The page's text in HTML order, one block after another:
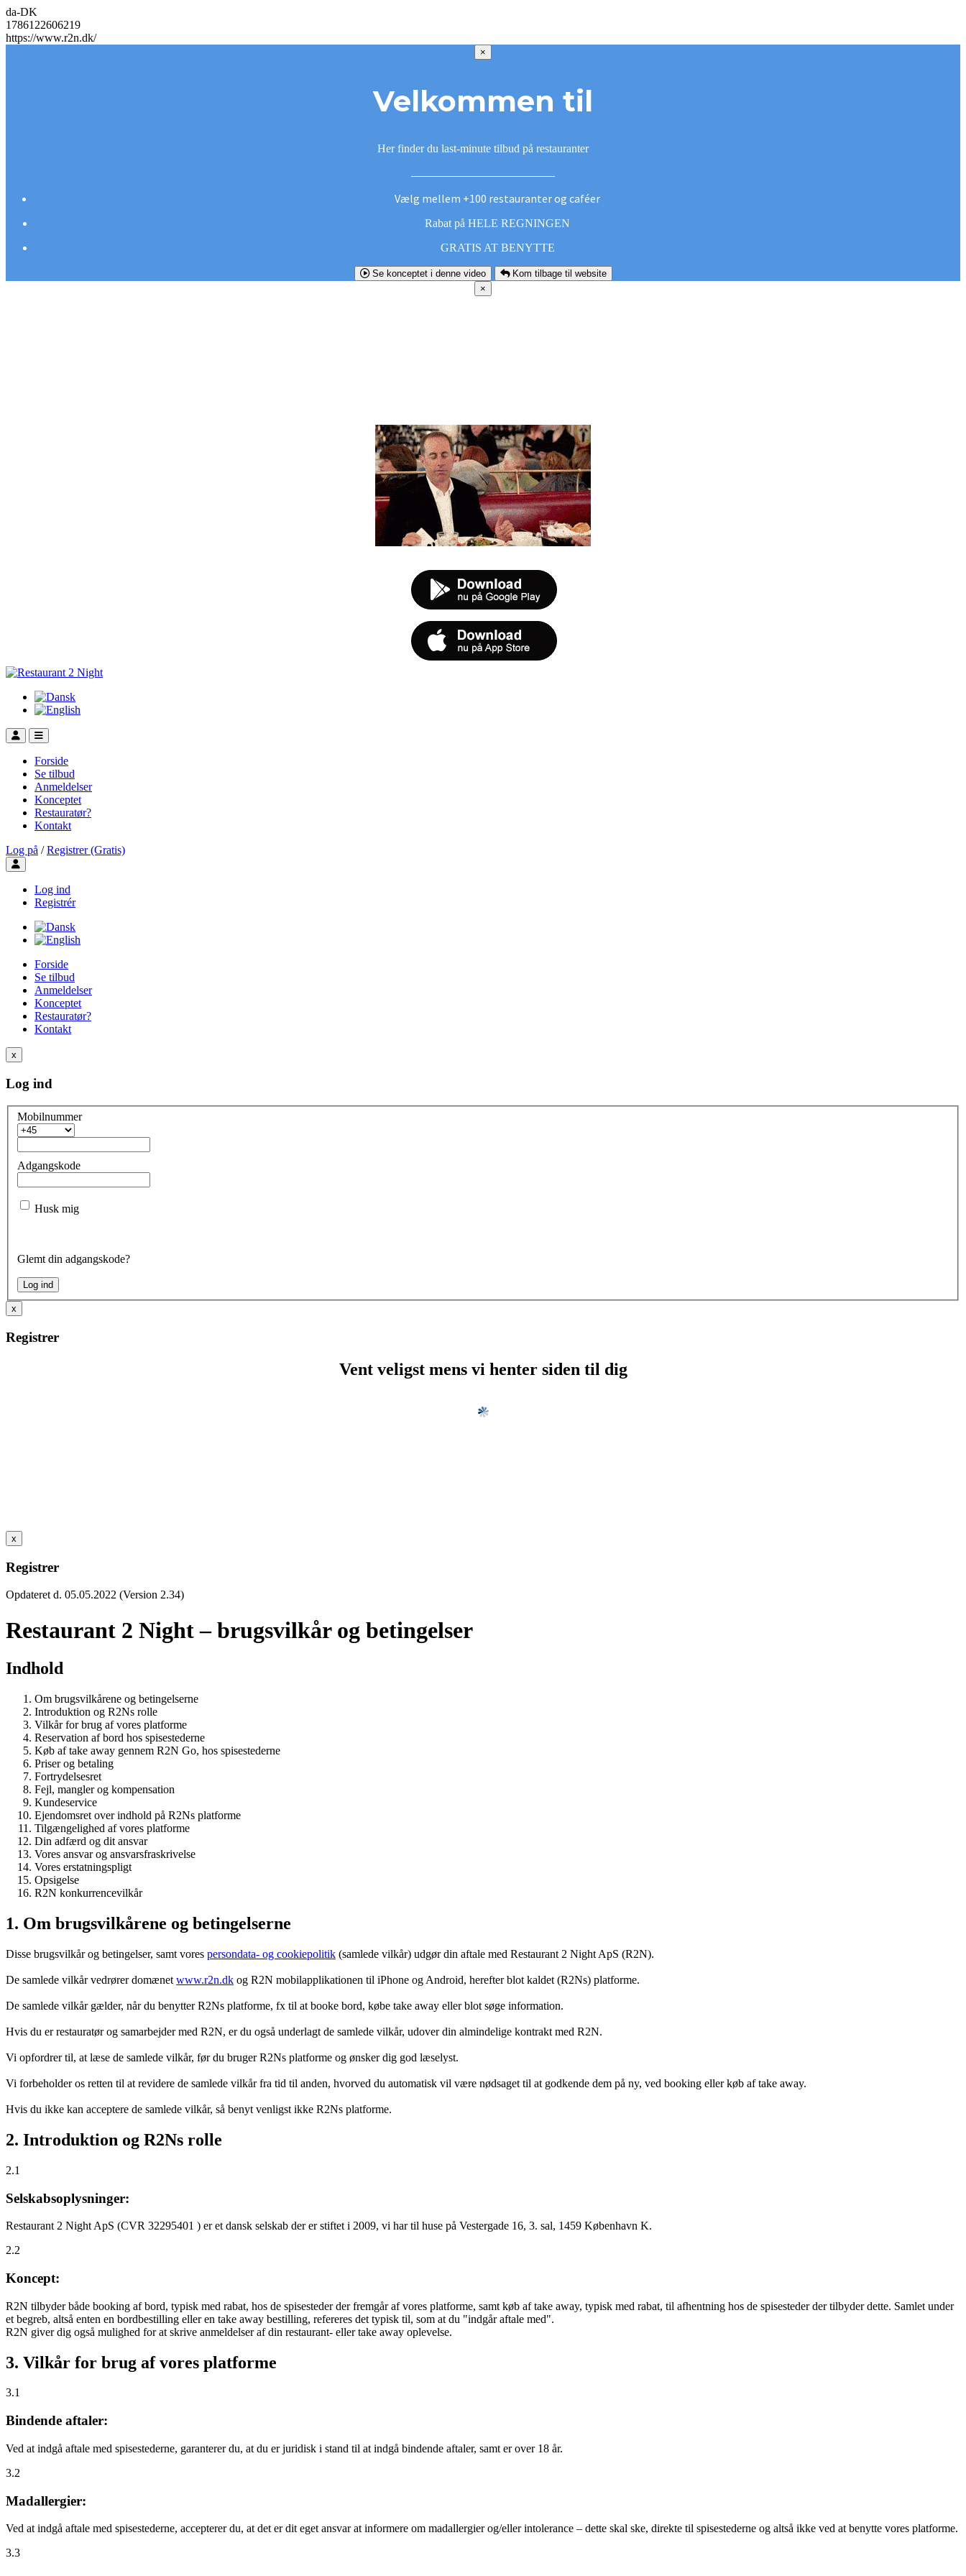
da-DK
1786122606219
https://www.r2n.dk/
×
Velkommen til
Her finder du last-minute tilbud på restauranter
Vælg mellem +100 restauranter og caféer
Rabat på HELE REGNINGEN
GRATIS AT BENYTTE
Se konceptet i denne video
Kom tilbage til website
×
Forside
Se tilbud
Anmeldelser
Konceptet
Restauratør?
Kontakt
Log på / Registrer (Gratis)
Toggle user menu
Log ind
Registrér
Forside
Se tilbud
Anmeldelser
Konceptet
Restauratør?
Kontakt
x
Log ind
Mobilnummer
Adgangskode
Husk mig
Glemt din adgangskode?
x
Registrer
Vent veligst mens vi henter siden til dig
x
Registrer
Opdateret d. 05.05.2022 (Version 2.34)
Restaurant 2 Night – brugsvilkår og betingelser
Indhold
Om brugsvilkårene og betingelserne
Introduktion og R2Ns rolle
Vilkår for brug af vores platforme
Reservation af bord hos spisestederne
Køb af take away gennem R2N Go, hos spisestederne
Priser og betaling
Fortrydelsesret
Fejl, mangler og kompensation
Kundeservice
Ejendomsret over indhold på R2Ns platforme
Tilgængelighed af vores platforme
Din adfærd og dit ansvar
Vores ansvar og ansvarsfraskrivelse
Vores erstatningspligt
Opsigelse
R2N konkurrencevilkår
1. Om brugsvilkårene og betingelserne
Disse brugsvilkår og betingelser, samt vores persondata- og cookiepolitik (samlede vilkår) udgør din aftale med Restaurant 2 Night ApS (R2N).
De samlede vilkår vedrører domænet www.r2n.dk og R2N mobilapplikationen til iPhone og Android, herefter blot kaldet (R2Ns) platforme.
De samlede vilkår gælder, når du benytter R2Ns platforme, fx til at booke bord, købe take away eller blot søge information.
Hvis du er restauratør og samarbejder med R2N, er du også underlagt de samlede vilkår, udover din almindelige kontrakt med R2N.
Vi opfordrer til, at læse de samlede vilkår, før du bruger R2Ns platforme og ønsker dig god læselyst.
Vi forbeholder os retten til at revidere de samlede vilkår fra tid til anden, hvorved du automatisk vil være nødsaget til at godkende dem på ny, ved booking eller køb af take away.
Hvis du ikke kan acceptere de samlede vilkår, så benyt venligst ikke R2Ns platforme.
2. Introduktion og R2Ns rolle
2.1
Selskabsoplysninger:
Restaurant 2 Night ApS (CVR 32295401 ) er et dansk selskab der er stiftet i 2009, vi har til huse på Vestergade 16, 3. sal, 1459 København K.
2.2
Koncept:
R2N tilbyder både booking af bord, typisk med rabat, hos de spisesteder der fremgår af vores platforme, samt køb af take away, typisk med rabat, til afhentning hos de spisesteder der tilbyder dette. Samlet under
et begreb, altså enten en bordbestilling eller en take away bestilling, refereres det typisk til, som at du "indgår aftale med".
R2N giver dig også mulighed for at skrive anmeldelser af din restaurant- eller take away oplevelse.
3. Vilkår for brug af vores platforme
3.1
Bindende aftaler:
Ved at indgå aftale med spisestederne, garanterer du, at du er juridisk i stand til at indgå bindende aftaler, samt er over 18 år.
3.2
Madallergier:
Ved at indgå aftale med spisestederne, accepterer du, at det er dit eget ansvar at informere om madallergier og/eller intolerance – dette skal ske, direkte til spisestederne og altså ikke ved at benytte vores platforme.
3.3